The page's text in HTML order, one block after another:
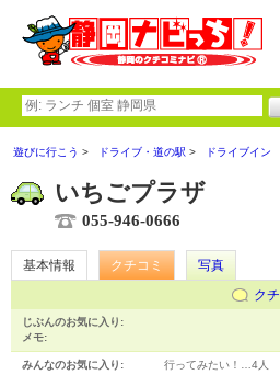
遊びに行こう ドライブ・道の駅 ドライブイン
いちごプラザ
055-946-0666
基本情報 クチコミ
写真
ク
じぶんのお気に入り:
メモ:
みんなのお気に入り: 行ってみたい！… 4人